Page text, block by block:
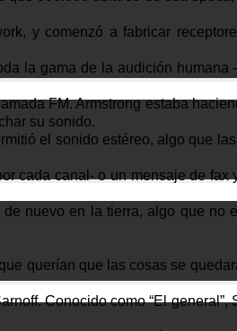
y comenzó a fabricar
la gama de la audición humana
FM. Armstrong estaba
su sonido.
el sonido estéreo, algo que
cada canal- o un mensaje de fax
nuevo en la tierra, algo que no
querían que las cosas se
Conocido como “El general”,